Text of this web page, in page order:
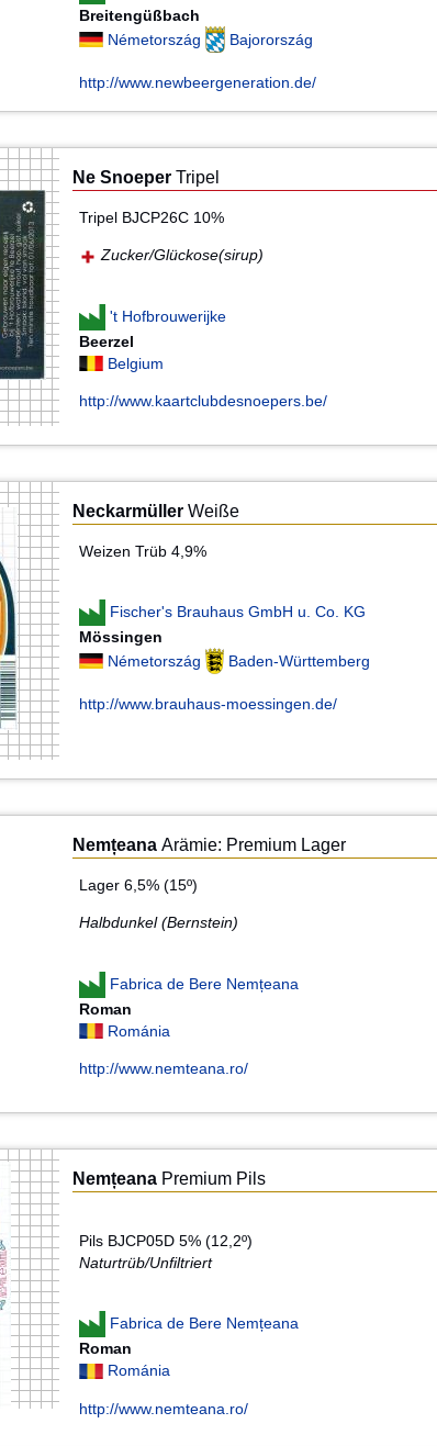
Breitengüßbach
Németország
Bajorország
http://www.newbeergeneration.de/
Ne Snoeper Tripel
Tripel BJCP26C 10%
Zucker/Glückose(sirup)
't Hofbrouwerijke
Beerzel
Belgium
http://www.kaartclubdesnoepers.be/
Neckarmüller Weiße
Weizen Trüb 4,9%
Fischer's Brauhaus GmbH u. Co. KG
Mössingen
Németország
Baden-Württemberg
http://www.brauhaus-moessingen.de/
Nemțeana Arämie: Premium Lager
Lager 6,5% (15º)
Halbdunkel (Bernstein)
Fabrica de Bere Nemțeana
Roman
Románia
http://www.nemteana.ro/
Nemțeana Premium Pils
Pils BJCP05D 5% (12,2º)
Naturtrüb/Unfiltriert
Fabrica de Bere Nemțeana
Roman
Románia
http://www.nemteana.ro/